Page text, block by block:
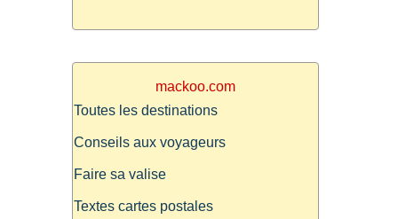
mackoo.com
Toutes les destinations
Conseils aux voyageurs
Faire sa valise
Textes cartes postales